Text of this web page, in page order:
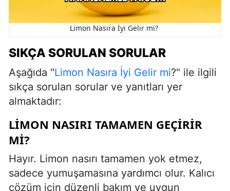
Limon Nasıra İyi Gelir mi?
SIKÇA SORULAN SORULAR
Aşağıda "Limon Nasıra İyi Gelir mi?" ile ilgili
sıkça sorulan sorular ve yanıtları yer
almaktadır:
LIMON NASIRI TAMAMEN GEÇIRIR
MI?
Hayır. Limon nasırı tamamen yok etmez,
sadece yumuşamasına yardımcı olur. Kalıcı
çözüm için düzenli bakım ve uygun